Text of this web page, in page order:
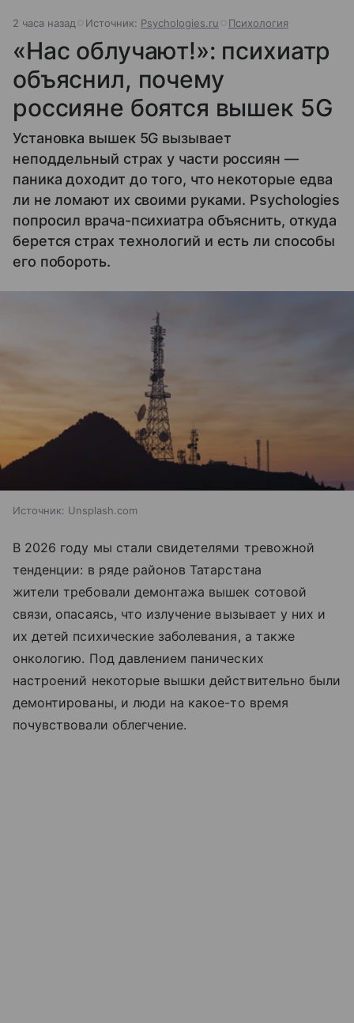
2 часа назад Источник: Psychologies.ru Психология
«Нас облучают!»: психиатр
объяснил, почему
россияне боятся вышек 5G
Установка вышек 5G вызывает
неподдельный страх у части россиян —
паника доходит до того, что некоторые едва
ли не ломают их своими руками. Psychologies
попросил врача-психиатра объяснить, откуда
берется страх технологий и есть ли способы
его побороть.
Источник: Unsplash.com
В 2026 году мы стали свидетелями тревожной
тенденции: в ряде районов Татарстана
жители требовали демонтажа вышек сотовой
связи, опасаясь, что излучение вызывает у них и
их детей психические заболевания, а также
онкологию. Под давлением панических
настроений некоторые вышки действительно были
демонтированы, и люди на какое-то время
почувствовали облегчение.